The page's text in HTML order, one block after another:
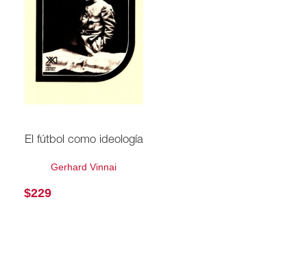
El fútbol como ideología
Gerhard Vinnai
$229